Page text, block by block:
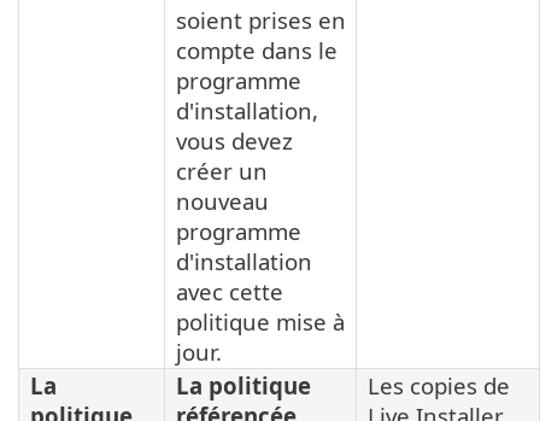
soient prises en
compte dans le
programme
d'installation,
vous devez
créer un
nouveau
programme
d'installation
avec cette
politique mise à
jour.
La
La politique
Les copies de